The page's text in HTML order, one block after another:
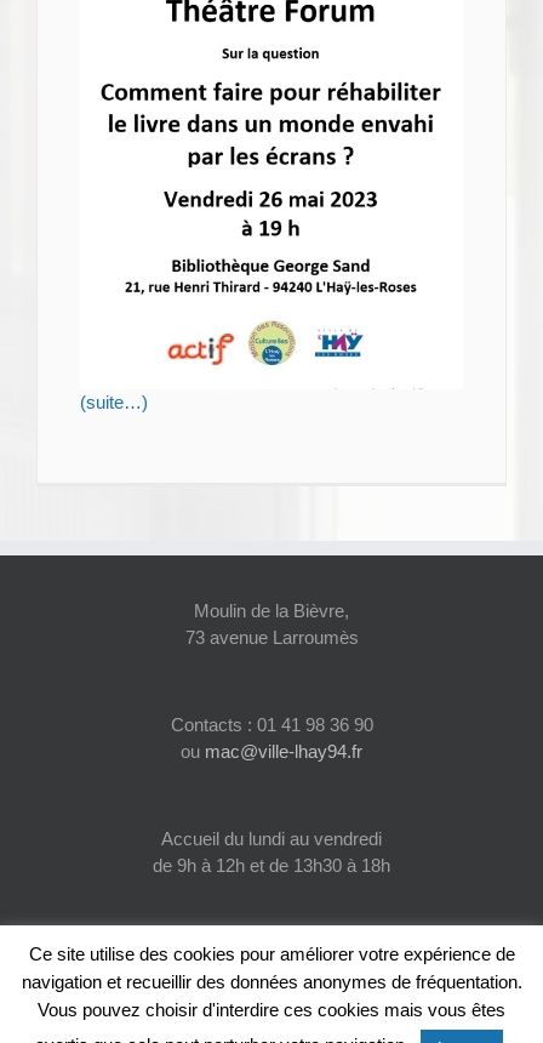
(suite…)
Moulin de la Bièvre,
73 avenue Larroumès
Contacts : 01 41 98 36 90
ou mac@ville-lhay94.fr
Accueil du lundi au vendredi
de 9h à 12h et de 13h30 à 18h
© 2022 Maison des Associations Culturelles de l'Haÿ-les-Roses |
Conception & Design : INFO Service & WEB Créations 17138 Saint-
Ce site utilise des cookies pour améliorer votre expérience de
navigation et recueillir des données anonymes de fréquentation.
Vous pouvez choisir d'interdire ces cookies mais vous êtes